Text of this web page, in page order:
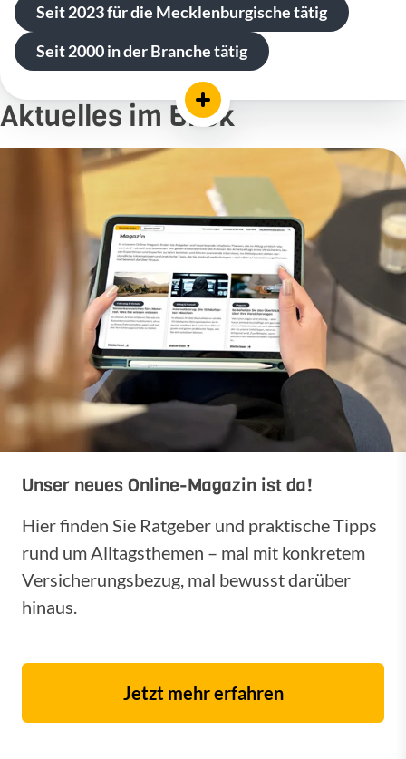
Seit 2023 für die Mecklenburgische tätig
Seit 2000 in der Branche tätig
Aktuelles im Blick
Unser neues Online-Magazin ist da!
Hier finden Sie Ratgeber und praktische Tipps
rund um Alltagsthemen – mal mit konkretem
Versicherungsbezug, mal bewusst darüber
hinaus.
Jetzt mehr erfahren